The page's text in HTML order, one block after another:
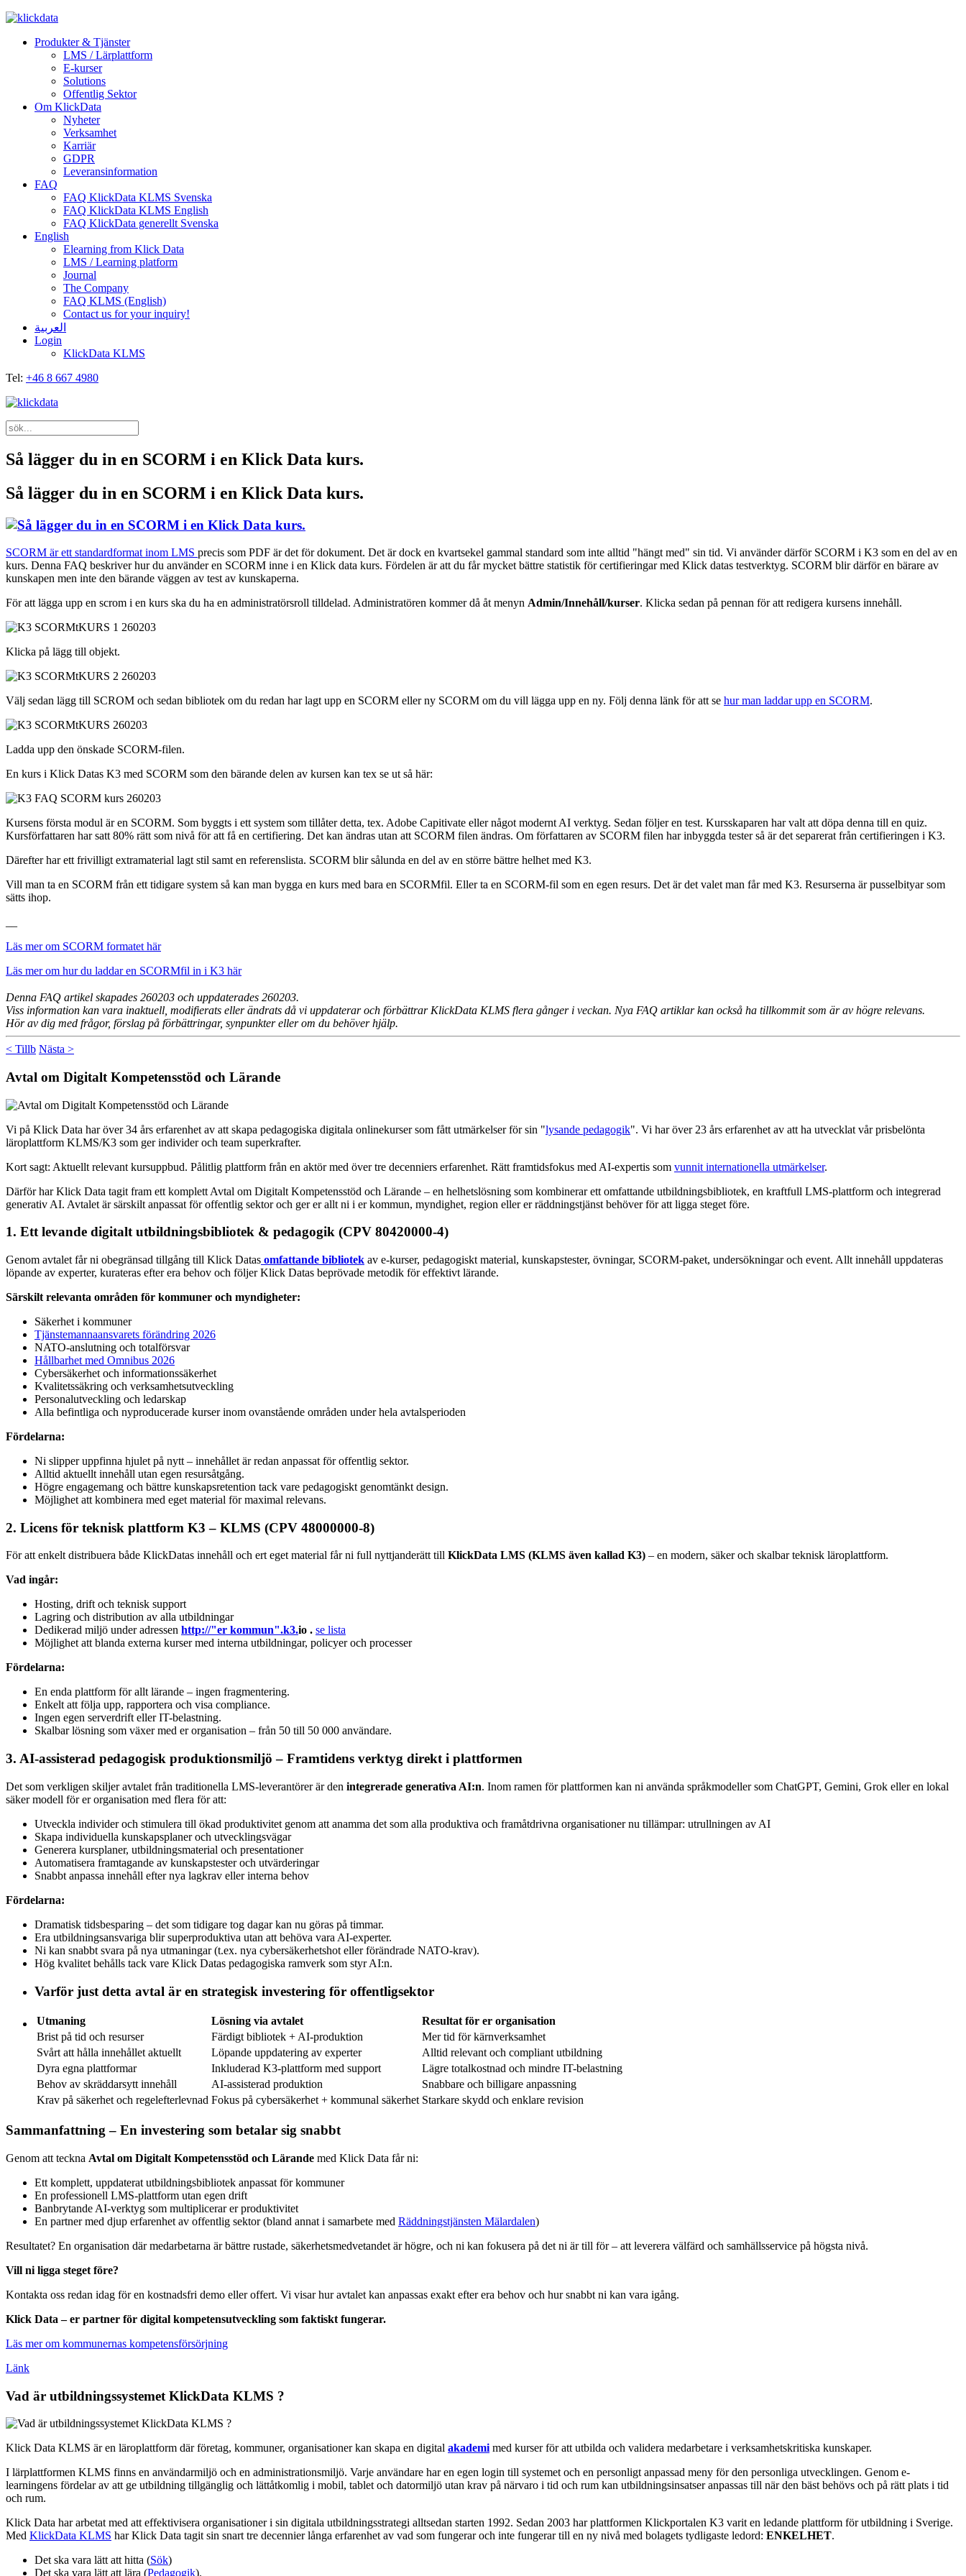
Produkter & Tjänster
LMS / Lärplattform
E-kurser
Solutions
Offentlig Sektor
Om KlickData
Nyheter
Verksamhet
Karriär
GDPR
Leveransinformation
FAQ
FAQ KlickData KLMS Svenska
FAQ KlickData KLMS English
FAQ KlickData generellt Svenska
English
Elearning from Klick Data
LMS / Learning platform
Journal
The Company
FAQ KLMS (English)
Contact us for your inquiry!
العربية
Login
KlickData KLMS
Tel: +46 8 667 4980
Så lägger du in en SCORM i en Klick Data kurs.
Så lägger du in en SCORM i en Klick Data kurs.
SCORM är ett standardformat inom LMS precis som PDF är det för dokument. Det är dock en kvartsekel gammal standard som inte alltid "hängt med" sin tid. Vi använder därför SCORM i K3 som en del av en
kurs. Denna FAQ beskriver hur du använder en SCORM inne i en Klick data kurs. Fördelen är att du får mycket bättre statistik för certifieringar med Klick datas testverktyg. SCORM blir därför en bärare av
kunskapen men inte den bärande väggen av test av kunskaperna.
För att lägga upp en scrom i en kurs ska du ha en administratörsroll tilldelad. Administratören kommer då åt menyn Admin/Innehåll/kurser. Klicka sedan på pennan för att redigera kursens innehåll.
Klicka på lägg till objekt.
Välj sedan lägg till SCROM och sedan bibliotek om du redan har lagt upp en SCORM eller ny SCORM om du vill lägga upp en ny. Följ denna länk för att se hur man laddar upp en SCORM.
Ladda upp den önskade SCORM-filen.
En kurs i Klick Datas K3 med SCORM som den bärande delen av kursen kan tex se ut så här:
Kursens första modul är en SCORM. Som byggts i ett system som tillåter detta, tex. Adobe Capitivate eller något modernt AI verktyg. Sedan följer en test. Kursskaparen har valt att döpa denna till en quiz.
Kursförfattaren har satt 80% rätt som nivå för att få en certifiering. Det kan ändras utan att SCORM filen ändras. Om författaren av SCORM filen har inbyggda tester så är det separerat från certifieringen i K3.
Därefter har ett frivilligt extramaterial lagt stil samt en referenslista. SCORM blir sålunda en del av en större bättre helhet med K3.
Vill man ta en SCORM från ett tidigare system så kan man bygga en kurs med bara en SCORMfil. Eller ta en SCORM-fil som en egen resurs. Det är det valet man får med K3. Resurserna är pusselbityar som
sätts ihop.
Läs mer om SCORM formatet här
Läs mer om hur du laddar en SCORMfil in i K3 här
Denna FAQ artikel skapades 260203 och uppdaterades 260203.
Viss information kan vara inaktuell, modifierats eller ändrats då vi uppdaterar och förbättrar KlickData KLMS flera gånger i veckan. Nya FAQ artiklar kan också ha tillkommit som är av högre relevans.
Hör av dig med frågor, förslag på förbättringar, synpunkter eller om du behöver hjälp.
< Tillb Nästa >
Avtal om Digitalt Kompetensstöd och Lärande
Vi på Klick Data har över 34 års erfarenhet av att skapa pedagogiska digitala onlinekurser som fått utmärkelser för sin "lysande pedagogik". Vi har över 23 års erfarenhet av att ha utvecklat vår prisbelönta
läroplattform KLMS/K3 som ger individer och team superkrafter.
Kort sagt: Aktuellt relevant kursuppbud. Pålitlig plattform från en aktör med över tre decenniers erfarenhet. Rätt framtidsfokus med AI-expertis som vunnit internationella utmärkelser.
Därför har Klick Data tagit fram ett komplett Avtal om Digitalt Kompetensstöd och Lärande – en helhetslösning som kombinerar ett omfattande utbildningsbibliotek, en kraftfull LMS-plattform och integrerad
generativ AI. Avtalet är särskilt anpassat för offentlig sektor och ger er allt ni i er kommun, myndighet, region eller er räddningstjänst behöver för att ligga steget före.
1. Ett levande digitalt utbildningsbibliotek & pedagogik (CPV 80420000-4)
Genom avtalet får ni obegränsad tillgång till Klick Datas omfattande bibliotek av e-kurser, pedagogiskt material, kunskapstester, övningar, SCORM-paket, undersökningar och event. Allt innehåll uppdateras
löpande av experter, kurateras efter era behov och följer Klick Datas beprövade metodik för effektivt lärande.
Särskilt relevanta områden för kommuner och myndigheter:
Säkerhet i kommuner
Tjänstemannaansvarets förändring 2026
NATO-anslutning och totalförsvar
Hållbarhet med Omnibus 2026
Cybersäkerhet och informationssäkerhet
Kvalitetssäkring och verksamhetsutveckling
Personalutveckling och ledarskap
Alla befintliga och nyproducerade kurser inom ovanstående områden under hela avtalsperioden
Fördelarna:
Ni slipper uppfinna hjulet på nytt – innehållet är redan anpassat för offentlig sektor.
Alltid aktuellt innehåll utan egen resursåtgång.
Högre engagemang och bättre kunskapsretention tack vare pedagogiskt genomtänkt design.
Möjlighet att kombinera med eget material för maximal relevans.
2. Licens för teknisk plattform K3 – KLMS (CPV 48000000-8)
För att enkelt distribuera både KlickDatas innehåll och ert eget material får ni full nyttjanderätt till KlickData LMS (KLMS även kallad K3) – en modern, säker och skalbar teknisk läroplattform.
Vad ingår:
Hosting, drift och teknisk support
Lagring och distribution av alla utbildningar
Dedikerad miljö under adressen http://"er kommun".k3.io . se lista
Möjlighet att blanda externa kurser med interna utbildningar, policyer och processer
Fördelarna:
En enda plattform för allt lärande – ingen fragmentering.
Enkelt att följa upp, rapportera och visa compliance.
Ingen egen serverdrift eller IT-belastning.
Skalbar lösning som växer med er organisation – från 50 till 50 000 användare.
3. AI-assisterad pedagogisk produktionsmiljö – Framtidens verktyg direkt i plattformen
Det som verkligen skiljer avtalet från traditionella LMS-leverantörer är den integrerade generativa AI:n. Inom ramen för plattformen kan ni använda språkmodeller som ChatGPT, Gemini, Grok eller en lokal
säker modell för er organisation med flera för att:
Utveckla individer och stimulera till ökad produktivitet genom att anamma det som alla produktiva och framåtdrivna organisationer nu tillämpar: utrullningen av AI
Skapa individuella kunskapsplaner och utvecklingsvägar
Generera kursplaner, utbildningsmaterial och presentationer
Automatisera framtagande av kunskapstester och utvärderingar
Snabbt anpassa innehåll efter nya lagkrav eller interna behov
Fördelarna:
Dramatisk tidsbesparing – det som tidigare tog dagar kan nu göras på timmar.
Era utbildningsansvariga blir superproduktiva utan att behöva vara AI-experter.
Ni kan snabbt svara på nya utmaningar (t.ex. nya cybersäkerhetshot eller förändrade NATO-krav).
Hög kvalitet behålls tack vare Klick Datas pedagogiska ramverk som styr AI:n.
Varför just detta avtal är en strategisk investering för offentligsektor
Utmaning Lösning via avtalet
Resultat för er organisation
Brist på tid och resurser
Färdigt bibliotek + AI-produktion
Mer tid för kärnverksamhet
Svårt att hålla innehållet aktuellt
Löpande uppdatering av experter
Alltid relevant och compliant utbildning
Dyra egna plattformar
Inkluderad K3-plattform med support
Lägre totalkostnad och mindre IT-belastning
Behov av skräddarsytt innehåll
AI-assisterad produktion
Snabbare och billigare anpassning
Krav på säkerhet och regelefterlevnad Fokus på cybersäkerhet + kommunal säkerhet Starkare skydd och enklare revision
Sammanfattning – En investering som betalar sig snabbt
Genom att teckna Avtal om Digitalt Kompetensstöd och Lärande med Klick Data får ni:
Ett komplett, uppdaterat utbildningsbibliotek anpassat för kommuner
En professionell LMS-plattform utan egen drift
Banbrytande AI-verktyg som multiplicerar er produktivitet
En partner med djup erfarenhet av offentlig sektor (bland annat i samarbete med Räddningstjänsten Mälardalen)
Resultatet? En organisation där medarbetarna är bättre rustade, säkerhetsmedvetandet är högre, och ni kan fokusera på det ni är till för – att leverera välfärd och samhällsservice på högsta nivå.
Vill ni ligga steget före?
Kontakta oss redan idag för en kostnadsfri demo eller offert. Vi visar hur avtalet kan anpassas exakt efter era behov och hur snabbt ni kan vara igång.
Klick Data – er partner för digital kompetensutveckling som faktiskt fungerar.
Läs mer om kommunernas kompetensförsörjning
Länk
Vad är utbildningssystemet KlickData KLMS ?
Klick Data KLMS är en läroplattform där företag, kommuner, organisationer kan skapa en digital akademi med kurser för att utbilda och validera medarbetare i verksamhetskritiska kunskaper.
I lärplattformen KLMS finns en användarmiljö och en administrationsmiljö. Varje användare har en egen login till systemet och en personligt anpassad meny för den personliga utvecklingen. Genom e-
learningens fördelar av att ge utbildning tillgänglig och lättåtkomlig i mobil, tablet och datormiljö utan krav på närvaro i tid och rum kan utbildningsinsatser anpassas till när den bäst behövs och på rätt plats i tid
och rum.
Klick Data har arbetat med att effektivisera organisationer i sin digitala utbildningsstrategi alltsedan starten 1992. Sedan 2003 har plattformen Klickportalen K3 varit en ledande plattform för utbildning i Sverige.
Med KlickData KLMS har Klick Data tagit sin snart tre decennier långa erfarenhet av vad som fungerar och inte fungerar till en ny nivå med bolagets tydligaste ledord: ENKELHET.
Det ska vara lätt att hitta (Sök)
Det ska vara lätt att lära (Pedagogik).